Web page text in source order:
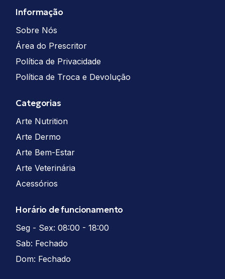
Informação
Sobre Nós
Área do Prescritor
Política de Privacidade
Política de Troca e Devolução
Categorias
Arte Nutrition
Arte Dermo
Arte Bem-Estar
Arte Veterinária
Acessórios
Horário de funcionamento
Seg - Sex: 08:00 - 18:00
Sab: Fechado
Dom: Fechado